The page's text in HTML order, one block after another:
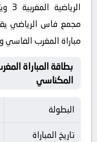
مجمع فاس الرياضي
مباراة المغرب الفاسي
المكناسي
البطولة
تاريخ المباراة